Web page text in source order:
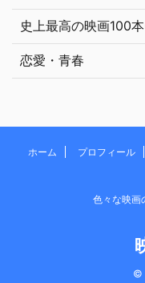
史上最高の映画100
恋愛・青春
ホーム プロフィール
色々な映画
©